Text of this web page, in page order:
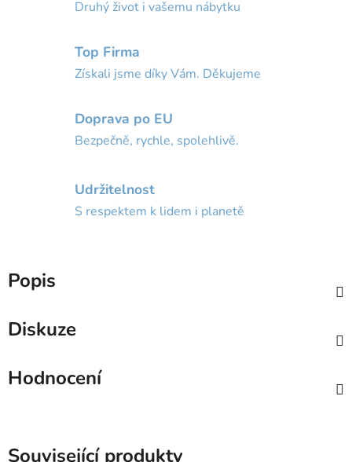
Druhý život i vašemu nábytku
Top Firma
Získali jsme díky Vám. Děkujeme
Doprava po EU
Bezpečně, rychle, spolehlivě.
Udržitelnost
S respektem k lidem i planetě
Popis
Diskuze
Hodnocení
Související produkty